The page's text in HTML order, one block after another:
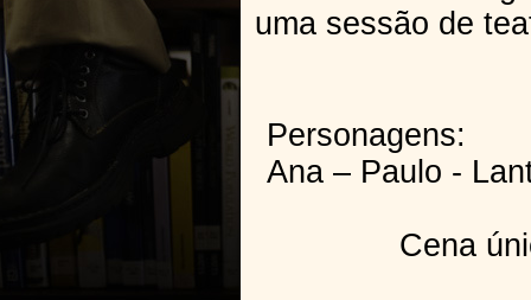
uma sessão de
Personagens:
Ana – Paulo -
Cena